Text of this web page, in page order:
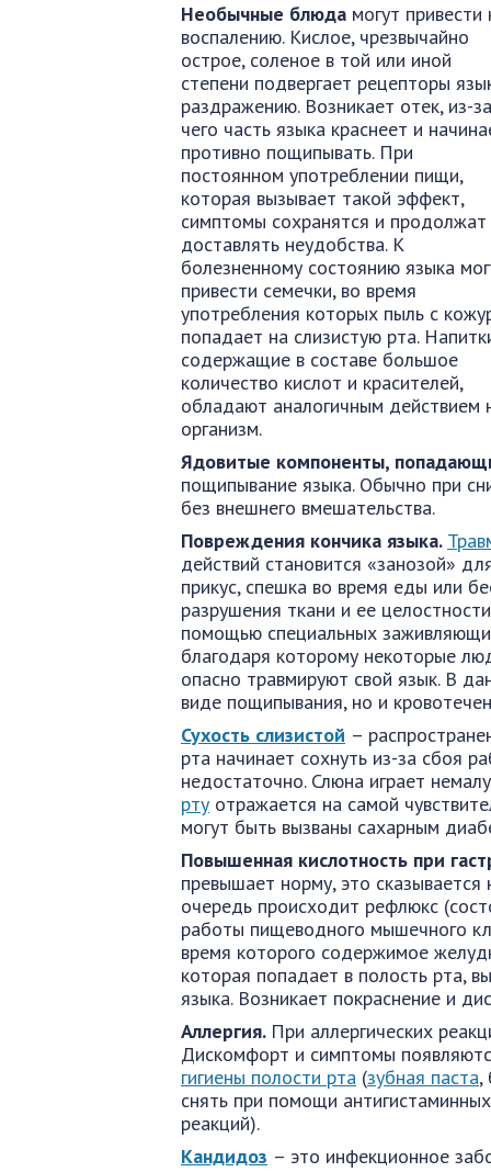
Необычные блюда могут привести
воспалению. Кислое, чрезвычайно
острое, соленое в той или иной
степени подвергает рецепторы
раздражению. Возникает отек, из-за
чего часть языка краснеет и
противно пощипывать. При
постоянном употреблении пищи,
которая вызывает такой эффект,
симптомы сохранятся и продолжат
доставлять неудобства. К
болезненному состоянию языка
привести семечки, во время
употребления которых пыль с
попадает на слизистую рта.
содержащие в составе большое
количество кислот и красителей,
обладают аналогичным действием
организм.
Ядовитые компоненты,
пощипывание языка. Обычно при
без внешнего вмешательства.
Повреждения кончика языка.
действий становится «занозой»
прикус, спешка во время еды или
разрушения ткани и ее
помощью специальных
благодаря которому некоторые
опасно травмируют свой язык. В
виде пощипывания, но и
Сухость слизистой –
рта начинает сохнуть из-за сбоя
недостаточно. Слюна играет
рту отражается на самой
могут быть вызваны сахарным
Повышенная кислотность при
превышает норму, это
очередь происходит рефлюкс
работы пищеводного мышечного
время которого содержимое
которая попадает в полость рта,
языка. Возникает покраснение и
Аллергия. При аллергических
Дискомфорт и симптомы
гигиены полости рта (зубная паста,
снять при помощи
реакций).
Кандидоз – это инфекционное